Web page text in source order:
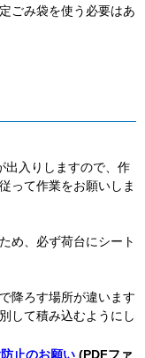
ごみ袋を使う必要はあ
出入りしますので、作
って作業をお願いしま
め、必ず荷台にシート
降ろす場所が違います
して積み込むようにし
止のお願い (PDFファ